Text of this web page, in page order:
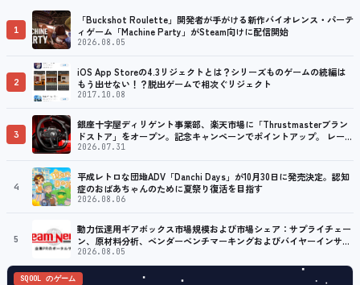
1
「Buckshot Roulette」開発者が手がける新作バイオレンス・パーテ
ィゲーム「Machine Party」がSteam向けに配信開始
2026.08.05
2
iOS App Storeの4.3リジェクトとは？シリーズものゲームの続編は
もう出せない！？脱出ゲームで相次ぐリジェクト
2017.10.08
3
銀座十字屋ディリゲント事業部、楽天市場に「Thrustmasterブラン
ドストア」をオープン。記念キャンペーンでポイントアップ。 レーシ
ング／フライトシム向けコントローラーを中心に、幅広くラインナッ
2026.07.31
4
平成レトロな団地ADV「Danchi Days」が10月30日に発売決定。認知
症のおばあちゃんのために夏祭り復活を目指す
2026.08.06
5
動力伝達用ギアボックス市場規模および市場シェア：サプライチェー
ン、原材料分析、ベンダーベンチマーキングおよびバイヤーインサイ
ト（2035年）
2026.08.05
SQOOL のゲーム